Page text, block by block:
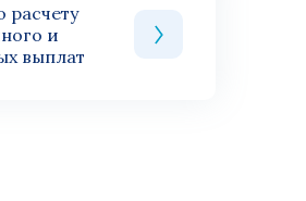
расчету
и
выплат